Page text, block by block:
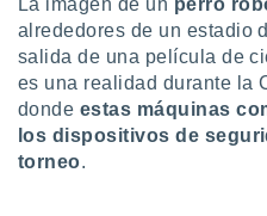
en
más
nuestra
y
La imagen de un perro
alrededores de un estadio
salida de una película de
es una realidad durante la
donde estas máquinas
los dispositivos de
torneo.